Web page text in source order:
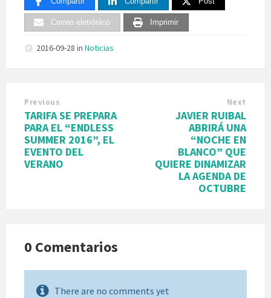
Correo eletrónico Imprimir
2016-09-28 in Noticias
Previous
TARIFA SE PREPARA
PARA EL “ENDLESS
SUMMER 2016”, EL
EVENTO DEL
VERANO
Next
JAVIER RUIBAL
ABRIRÁ UNA
“NOCHE EN
BLANCO” QUE
QUIERE DINAMIZAR
LA AGENDA DE
OCTUBRE
0 Comentarios
There are no comments yet